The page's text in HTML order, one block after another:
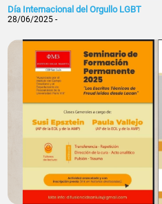
Día Internacional del Orgullo LGBT
28/06/2025 -